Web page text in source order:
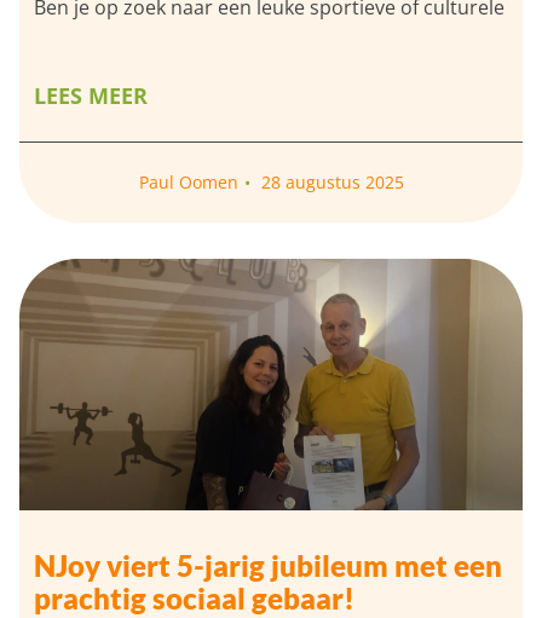
Ben je op zoek naar een leuke sportieve of culturele
LEES MEER
Paul Oomen 28 augustus 2025
NJoy viert 5-jarig jubileum met een
prachtig sociaal gebaar!